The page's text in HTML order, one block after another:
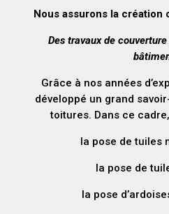
Nous assurons la création
Des travaux de
Grâce à nos années
développé un grand
toitures. Dans ce
la pose de tuiles
la pose de
la pose